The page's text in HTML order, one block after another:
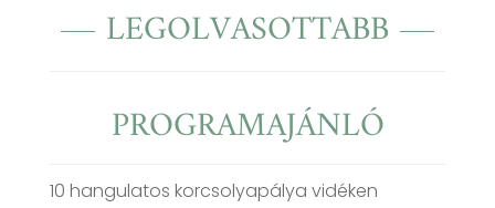
LEGOLVASOTTABB
PROGRAMAJÁNLÓ
10 hangulatos korcsolyapálya vidéken